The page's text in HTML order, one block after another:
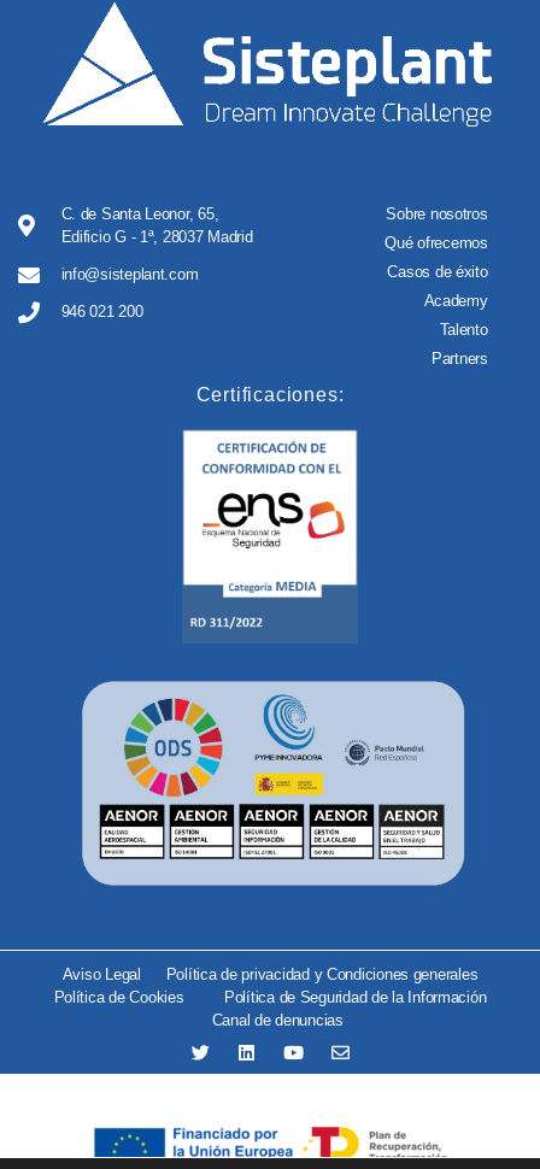
C. de Santa Leonor, 65,
Edificio G - 1ª, 28037 Madrid
info@sisteplant.com
946 021 200
Sobre nosotros
Qué ofrecemos
Casos de éxito
Academy
Talento
Partners
Certificaciones:
Aviso Legal
Política de privacidad y Condiciones generales
Política de Cookies
Política de Seguridad de la Información
Canal de denuncias